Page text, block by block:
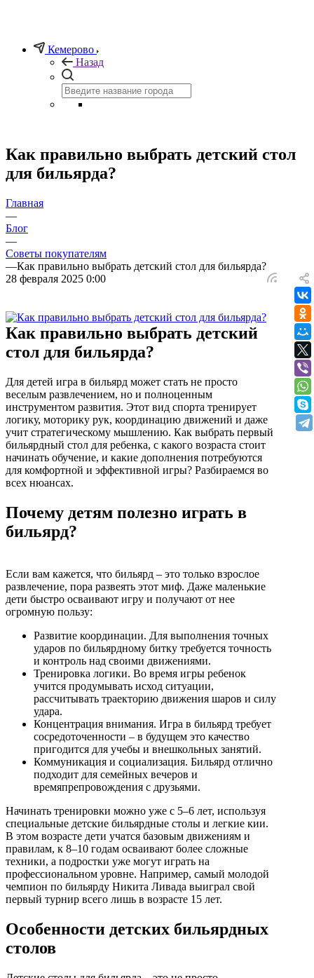
Кемерово
Назад
Как правильно выбрать детский стол
для бильярда?
Главная
—
Блог
—
Советы покупателям
—Как правильно выбрать детский стол для бильярда?
28 февраля 2025 0:00
Как правильно выбрать детский
стол для бильярда?
Для детей игра в бильярд может стать не просто
веселым развлечением, но и полноценным
инструментом развития. Этот вид спорта тренирует
логику, моторику рук, координацию движений и даже
учит стратегическому мышлению. Как выбрать первый
бильярдный стол для ребенка, с какого возраста стоит
начинать обучение, и какие дополнения потребуются
для комфортной и эффективной игры? Разбираемся во
всех нюансах.
Почему детям полезно играть в
бильярд?
Если вам кажется, что бильярд – это только взрослое
развлечение, пора развеять этот миф. Даже маленькие
дети быстро осваивают игру и получают от нее
огромную пользу:
Развитие координации. Для выполнения точных
ударов по бильярдному битку требуется точность
и контроль над своими движениями.
Тренировка логики. Во время игры ребенок
учится продумывать исход ситуации,
рассчитывать траекторию движения шаров и силу
удара.
Концентрация внимания. Игра в бильярд требует
сосредоточенности – в будущем это качество
пригодится для учебы и внешкольных занятий.
Коммуникация и социализация. Бильярд отлично
подходит для семейных вечеров и
времяпрепровождения с друзьями.
Начинать тренировки можно уже с 5–6 лет, используя
специальные детские бильярдные столы и легкие кии.
В этом возрасте дети учатся базовым движениям и
правилам, к 8–10 годам осваивают более сложные
техники, а подростки уже могут играть на
профессиональном уровне. Например, самый молодой
чемпион по бильярду Никита Ливада выиграл свой
первый турнир всего лишь в возрасте 15 лет.
Особенности детских бильярдных
столов